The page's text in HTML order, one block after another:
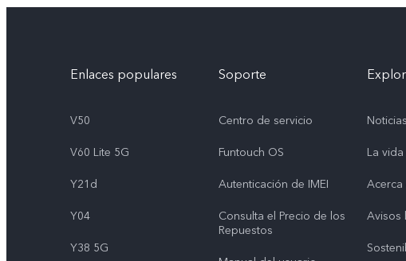
Enlaces populares
V50
V60 Lite 5G
Y21d
Y04
Y38 5G
Soporte
Centro de servicio
Funtouch OS
Autenticación de IMEI
Consulta el Precio de los
Repuestos
Noticias
La
Avisos